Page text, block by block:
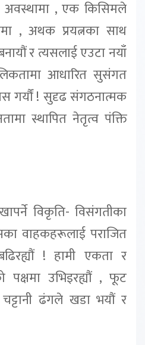
अवस्थामा , एक किसिमले
, अथक प्रयत्नका साथ
र त्यसलाई एउटा नयाँ
आधारित सुसंगत
गर्यौं ! सुदृढ संगठनात्मक
स्थापित नेतृत्व पंक्ति
विकृति- विसंगतीका
वाहकहरूलाई पराजित
! हामी एकता र
पक्षमा उभिइरह्यौं , फूट
ढंगले खडा भयौं र